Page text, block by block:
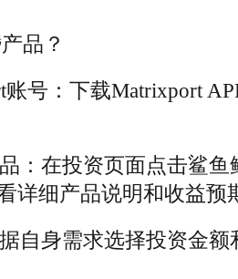
品？
号：下载Matrixport
：在投资页面点击鲨
详细产品说明和收益预
自身需求选择投资金